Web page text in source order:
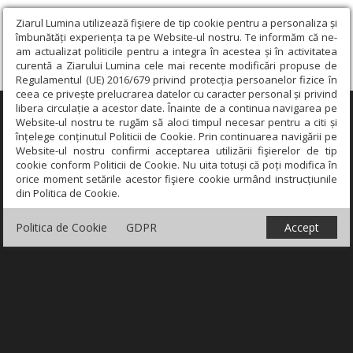
Ziarul Lumina utilizează fişiere de tip cookie pentru a personaliza și
îmbunătăți experiența ta pe Website-ul nostru. Te informăm că ne-
am actualizat politicile pentru a integra în acestea și în activitatea
curentă a Ziarului Lumina cele mai recente modificări propuse de
Regulamentul (UE) 2016/679 privind protecția persoanelor fizice în
ceea ce privește prelucrarea datelor cu caracter personal și privind
libera circulație a acestor date. Înainte de a continua navigarea pe
Website-ul nostru te rugăm să aloci timpul necesar pentru a citi și
înțelege conținutul Politicii de Cookie. Prin continuarea navigării pe
Website-ul nostru confirmi acceptarea utilizării fişierelor de tip
cookie conform Politicii de Cookie. Nu uita totuși că poți modifica în
orice moment setările acestor fişiere cookie urmând instrucțiunile
din Politica de Cookie.
Politica de Cookie GDPR Accept
×